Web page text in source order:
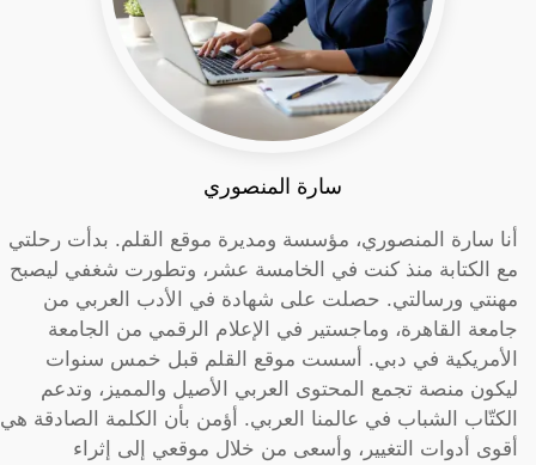
سارة المنصوري
أنا سارة المنصوري، مؤسسة ومديرة موقع القلم. بدأت رحلتي
مع الكتابة منذ كنت في الخامسة عشر، وتطورت شغفي ليصبح
مهنتي ورسالتي. حصلت على شهادة في الأدب العربي من
جامعة القاهرة، وماجستير في الإعلام الرقمي من الجامعة
الأمريكية في دبي. أسست موقع القلم قبل خمس سنوات
ليكون منصة تجمع المحتوى العربي الأصيل والمميز، وتدعم
الكتّاب الشباب في عالمنا العربي. أؤمن بأن الكلمة الصادقة هي
أقوى أدوات التغيير، وأسعى من خلال موقعي إلى إثراء